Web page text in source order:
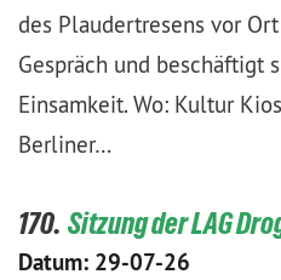
des Plaudertresens vor
Gespräch und beschäftigt
Einsamkeit. Wo: Kultur
Berliner…
170. Sitzung der LAG
Datum: 29-07-26